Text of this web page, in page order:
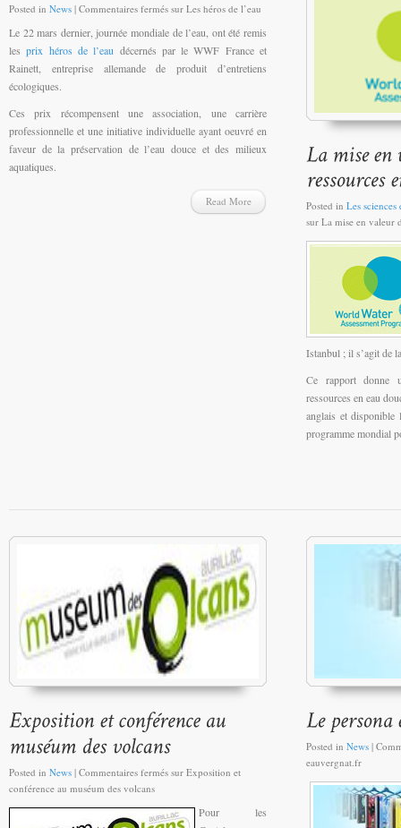
Posted in News | Commentaires fermés sur Les héros de l’eau
Le 22 mars dernier, journée mondiale de l’eau, ont été remis
lesprix héros de l’eau décernés par le WWF France et
Rainett, entreprise allemande de produit d’entretiens
écologiques.
Ces prix récompensent une association, une carrière
professionnelle et une initiative individuelle ayant oeuvré en
faveur de la préservation de l’eau douce et des milieux
aquatiques.
Read More Posted in Les sciences
sur La mise en valeur
Istanbul ; il s’agit de
Ce rapport donne
ressources en eau
anglais et
programme mondial
Posted in News | Commentaires fermés sur Exposition et
conférence au muséum des volcans
Pour les
Posted in News |
eauvergnat.fr